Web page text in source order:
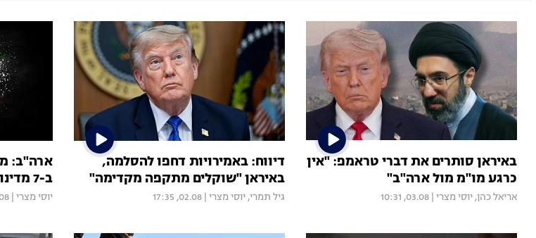
באיראן סותרים את דברי טראמפ: "אין
כרגע מו"מ מול ארה"ב"
אריאל כהן, יוסי מצרי 03.08, 10:31
דיווח: באמירויות דחפו להסלמה,
באיראן "שוקלים מתקפה מקדימה"
גיל תמרי, יוסי מצרי 02.08, 17:35
ארה"ב:
ב-7 מדינות; החשודה - איראן
יוסי מצרי